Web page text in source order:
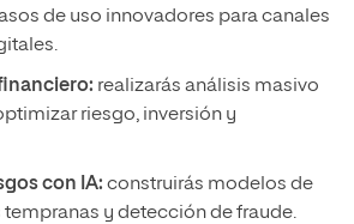
de uso innovadores para canales
realizarás análisis masivo
riesgo, inversión y
con IA: construirás modelos de
tempranas y detección de fraude.